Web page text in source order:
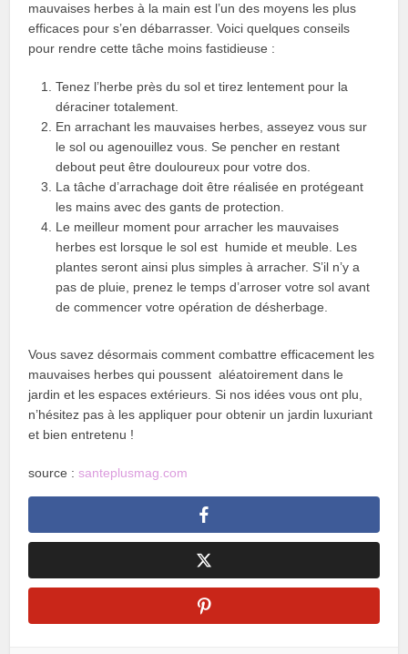
mauvaises herbes à la main est l’un des moyens les plus
efficaces pour s’en débarrasser. Voici quelques conseils
pour rendre cette tâche moins fastidieuse :
Tenez l’herbe près du sol et tirez lentement pour la
déraciner totalement.
En arrachant les mauvaises herbes, asseyez vous sur
le sol ou agenouillez vous. Se pencher en restant
debout peut être douloureux pour votre dos.
La tâche d’arrachage doit être réalisée en protégeant
les mains avec des gants de protection.
Le meilleur moment pour arracher les mauvaises
herbes est lorsque le sol est humide et meuble. Les
plantes seront ainsi plus simples à arracher. S’il n’y a
pas de pluie, prenez le temps d’arroser votre sol avant
de commencer votre opération de désherbage.
Vous savez désormais comment combattre efficacement les
mauvaises herbes qui poussent aléatoirement dans le
jardin et les espaces extérieurs. Si nos idées vous ont plu,
n’hésitez pas à les appliquer pour obtenir un jardin luxuriant
et bien entretenu !
source :santeplusmag.com